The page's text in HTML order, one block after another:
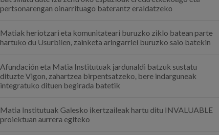
pertsonarengan oinarrituago baterantz eraldatzeko
Matiak heriotzari eta komunitateari buruzko ziklo batean parte
hartuko du Usurbilen, zainketa aringarriei buruzko saio batekin
Afundación eta Matia Institutuak jardunaldi batzuk sustatu
dituzte Vigon, zahartzea birpentsatzeko, bere indarguneak
integratuko dituen begirada batetik
Matia Institutuak Galesko ikertzaileak hartu ditu INVALUABLE
proiektuan aurrera egiteko